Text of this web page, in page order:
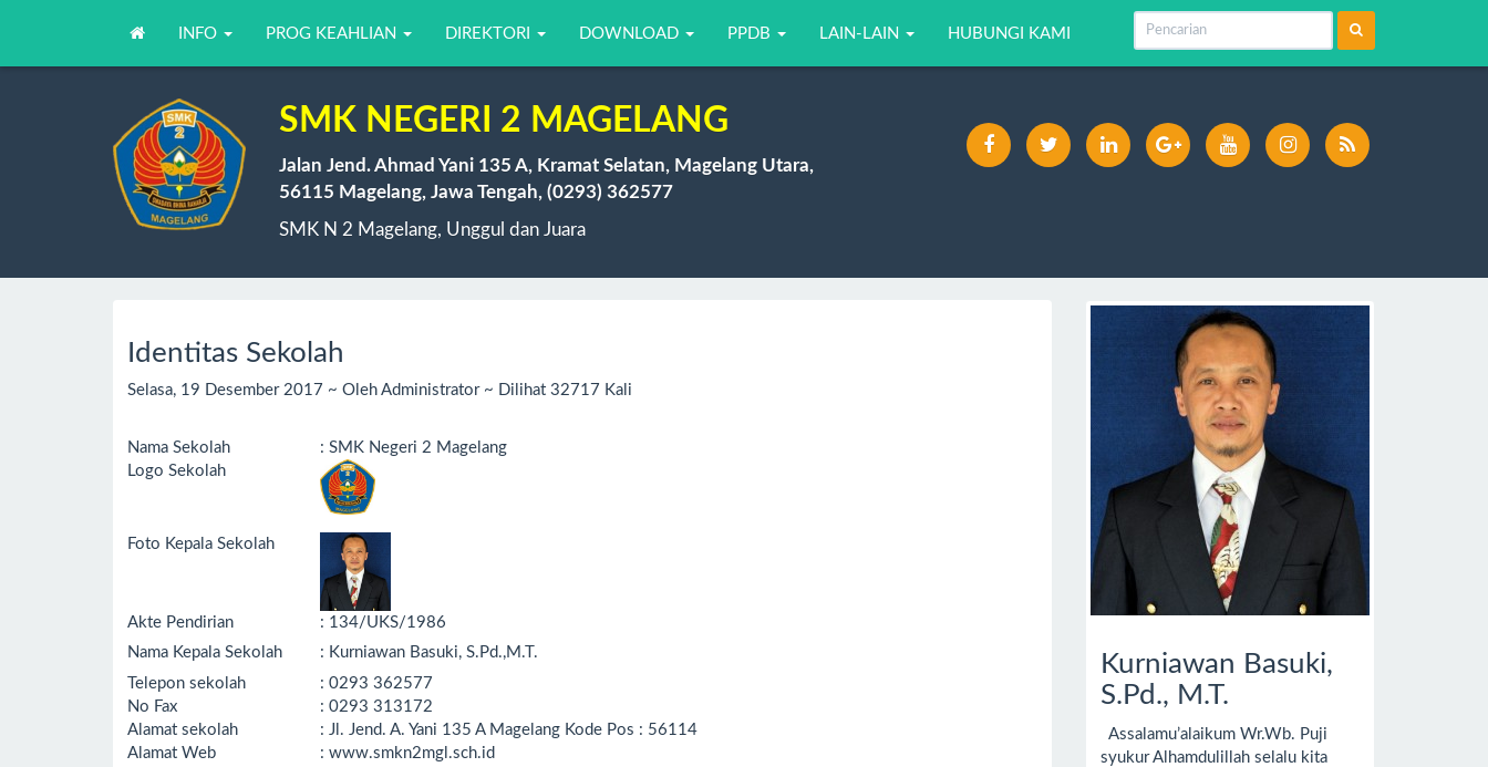
INFO PROG KEAHLIAN DIREKTORI DOWNLOAD PPDB LAIN-LAIN HUBUNGI KAMI
SMK NEGERI 2 MAGELANG
Jalan Jend. Ahmad Yani 135 A, Kramat Selatan, Magelang Utara,
56115 Magelang, Jawa Tengah, (0293) 362577
SMK N 2 Magelang, Unggul dan Juara
Identitas Sekolah
Selasa, 19 Desember 2017 ~ Oleh Administrator ~ Dilihat 32717 Kali
Nama Sekolah
: SMK Negeri 2 Magelang
Logo Sekolah
Foto Kepala Sekolah
Akte Pendirian
: 134/UKS/1986
Nama Kepala Sekolah
: Kurniawan Basuki, S.Pd.,M.T.
Telepon sekolah
: 0293 362577
No Fax
: 0293 313172
Alamat sekolah
: Jl. Jend. A. Yani 135 A Magelang Kode Pos : 56114
Alamat Web
: www.smkn2mgl.sch.id
Kurniawan Basuki,
S.Pd., M.T.
Assalamu’alaikum Wr.Wb. Puji
syukur Alhamdulillah selalu kita